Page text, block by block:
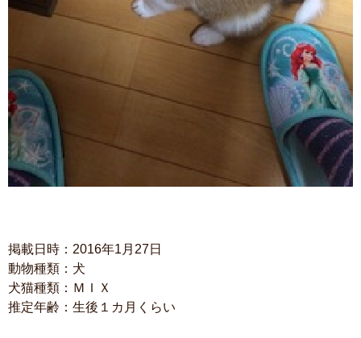
掲載日時：2016年1月27日
動物種類：犬
犬猫種類：ＭＩＸ
推定年齢：生後１カ月くらい